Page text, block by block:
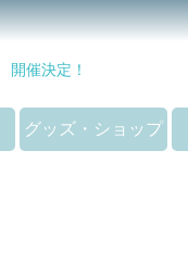
開催決定！
グッズ・ショップ